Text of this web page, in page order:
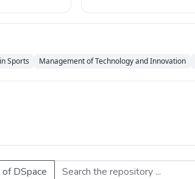
Sports Management of Technology and Innovation
DSpace